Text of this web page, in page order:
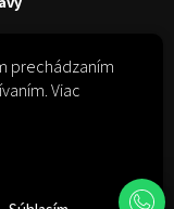
prechádzaním
Viac